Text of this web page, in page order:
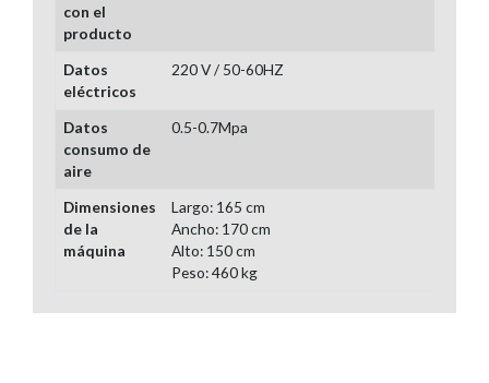
con el
producto
Datos
eléctricos
220 V / 50-60HZ
Datos
consumo de
aire
0.5-0.7Mpa
Dimensiones
de la
máquina
Largo: 165 cm
Ancho: 170 cm
Alto: 150 cm
Peso: 460 kg